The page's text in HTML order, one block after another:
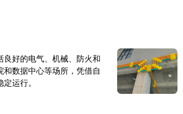
良好的电气、机械、防火和
和数据中心等场所，凭借自
运行。